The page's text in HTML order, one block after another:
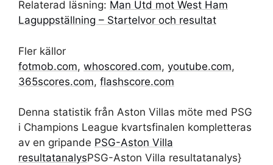
Relaterad läsning: Man Utd mot West Ham
Laguppställning – Startelvor och resultat
Fler källor
fotmob.com, whoscored.com, youtube.com,
365scores.com, flashscore.com
Denna statistik från Aston Villas möte med PSG
i Champions League kvartsfinalen kompletteras
av en gripande PSG-Aston Villa
resultatanalysPSG-Aston Villa resultatanalys}